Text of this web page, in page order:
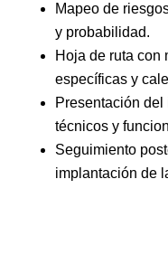
Mapeo de
y probabilidad.
Hoja de ruta con
específicas y
Presentación
técnicos y
Seguimiento
implantación de